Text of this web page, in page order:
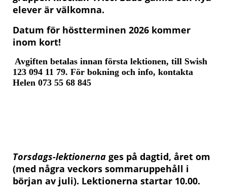
elever är välkomna.
Datum för höstterminen 2026 kommer
inom kort!
Avgiften betalas innan första lektionen, till Swish
123 094 11 79. För bokning och info, kontakta
Helen 073 55 68 845
Torsdags-lektionerna ges på dagtid, året om
(med några veckors sommaruppehåll i
början av juli). Lektionerna startar 10.00.